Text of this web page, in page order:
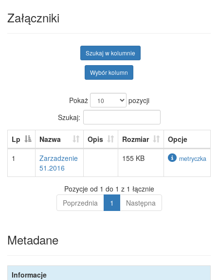
Załączniki
Szukaj w kolumnie
Wybór kolumn
Pokaż
pozycji
Szukaj:
Lp Nazwa Opis Rozmiar
Opcje
1
Zarzadzenie
51.2016
155 KB metryczka
Pozycje od 1 do 1 z 1 łącznie
Poprzednia
1 Następna
Metadane
Informacje